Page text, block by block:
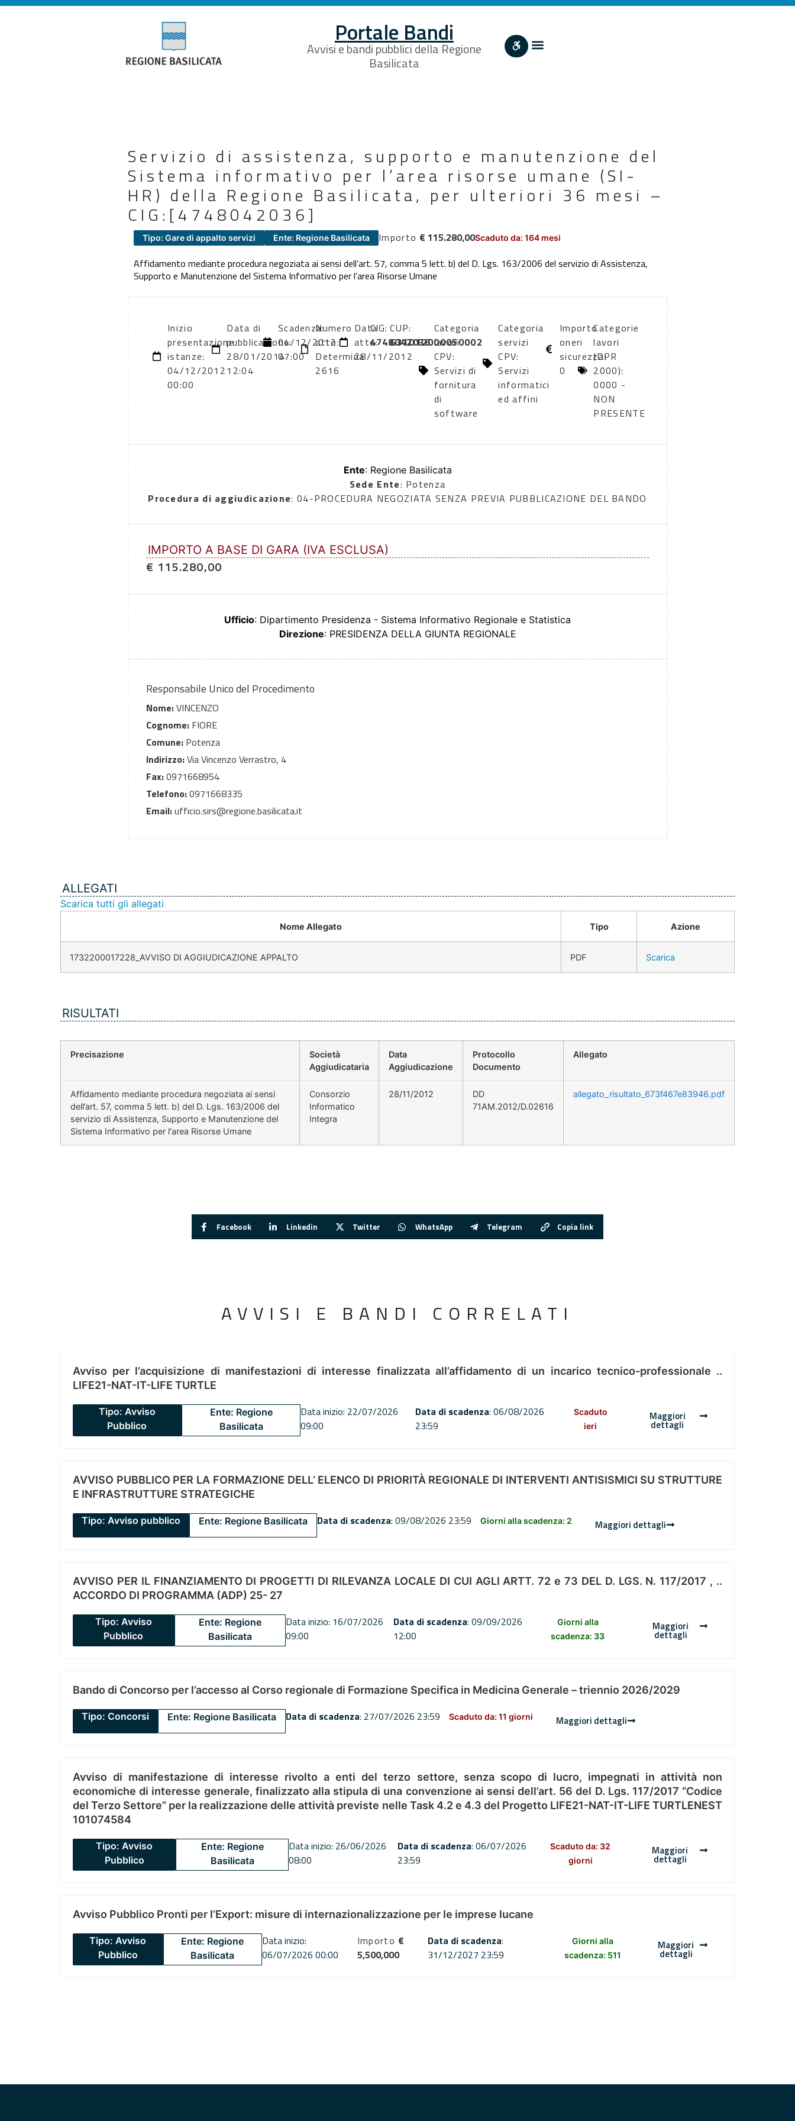
Portale Bandi
Avvisi e bandi pubblici della Regione
Basilicata
Servizio di assistenza, supporto e manutenzione del
Sistema informativo per l’area risorse umane (SI-
HR) della Regione Basilicata, per ulteriori 36 mesi –
CIG:[4748042036]
Tipo: Gare di appalto servizi Ente: Regione Basilicata Importo € 115.280,00Scaduto da: 164 mesi
Affidamento mediante procedura negoziata ai sensi dell’art. 57, comma 5 lett. b) del D. Lgs. 163/2006 del servizio di Assistenza,
Supporto e Manutenzione del Sistema Informativo per l’area Risorse Umane
Inizio
presentazione
istanze:
04/12/2012
00:00
Data di
pubblicazione:
28/01/2014
12:04
Scadenza:
04/12/2012
07:00
Numero
atto:
Determina
2616
Data
atto:
28/11/2012
CIG:
4748042036
CUP:
G31D12000050002
Categoria
lavori
CPV:
Servizi di
fornitura
di
software
Categoria
servizi
CPV:
Servizi
informatici
ed affini
Importo
oneri
sicurezza:
0
Categorie
lavori
(DPR
2000):
0000 -
NON
PRESENTE
Ente: Regione Basilicata
Sede Ente: Potenza
Procedura di aggiudicazione: 04-PROCEDURA NEGOZIATA SENZA PREVIA PUBBLICAZIONE DEL BANDO
IMPORTO A BASE DI GARA (IVA ESCLUSA)
€ 115.280,00
Ufficio: Dipartimento Presidenza - Sistema Informativo Regionale e Statistica
Direzione: PRESIDENZA DELLA GIUNTA REGIONALE
Responsabile Unico del Procedimento
Nome:VINCENZO
Cognome: FIORE
Comune: Potenza
Indirizzo:Via Vincenzo Verrastro, 4
Fax:0971668954
Telefono:0971668335
Email:ufficio.sirs@regione.basilicata.it
ALLEGATI
Scarica tutti gli allegati
Nome Allegato Tipo Azione
1732200017228_AVVISO DI AGGIUDICAZIONE APPALTO PDF Scarica
RISULTATI
Precisazione
Società
Aggiudicataria
Data
Aggiudicazione
Protocollo
Documento
Allegato
Affidamento mediante procedura negoziata ai sensi
dell’art. 57, comma 5 lett. b) del D. Lgs. 163/2006 del
servizio di Assistenza, Supporto e Manutenzione del
Sistema Informativo per l'area Risorse Umane
Consorzio
Informatico
Integra
28/11/2012
DD
71AM.2012/D.02616
allegato_risultato_673f467e83946.pdf
Facebook Linkedin Twitter WhatsApp Telegram Copia link
AVVISI E BANDI CORRELATI
Avviso per l’acquisizione di manifestazioni di interesse finalizzata all’affidamento di un incarico tecnico-professionale ..
LIFE21-NAT-IT-LIFE TURTLE
Tipo: Avviso
Pubblico
Ente: Regione
Basilicata
Data inizio: 22/07/2026
09:00
Data di scadenza: 06/08/2026
23:59
Scaduto
ieri
Maggiori
dettagli
AVVISO PUBBLICO PER LA FORMAZIONE DELL’ ELENCO DI PRIORITÀ REGIONALE DI INTERVENTI ANTISISMICI SU STRUTTURE
E INFRASTRUTTURE STRATEGICHE
Tipo: Avviso pubblico Ente: Regione Basilicata Data di scadenza: 09/08/2026 23:59 Giorni alla scadenza: 2 Maggiori dettagli
AVVISO PER IL FINANZIAMENTO DI PROGETTI DI RILEVANZA LOCALE DI CUI AGLI ARTT. 72 e 73 DEL D. LGS. N. 117/2017 , ..
ACCORDO DI PROGRAMMA (ADP) 25- 27
Tipo: Avviso
Pubblico
Ente: Regione
Basilicata
Data inizio: 16/07/2026
09:00
Data di scadenza: 09/09/2026
12:00
Giorni alla
scadenza: 33
Maggiori
dettagli
Bando di Concorso per l’accesso al Corso regionale di Formazione Specifica in Medicina Generale – triennio 2026/2029
Tipo: Concorsi Ente: Regione Basilicata Data di scadenza: 27/07/2026 23:59 Scaduto da: 11 giorni Maggiori dettagli
Avviso di manifestazione di interesse rivolto a enti del terzo settore, senza scopo di lucro, impegnati in attività non
economiche di interesse generale, finalizzato alla stipula di una convenzione ai sensi dell’art. 56 del D. Lgs. 117/2017 “Codice
del Terzo Settore” per la realizzazione delle attività previste nelle Task 4.2 e 4.3 del Progetto LIFE21-NAT-IT-LIFE TURTLENEST
101074584
Tipo: Avviso
Pubblico
Ente: Regione
Basilicata
Data inizio: 26/06/2026
08:00
Data di scadenza: 06/07/2026
23:59
Scaduto da: 32
giorni
Maggiori
dettagli
Avviso Pubblico Pronti per l’Export: misure di internazionalizzazione per le imprese lucane
Tipo: Avviso
Pubblico
Ente: Regione
Basilicata
Data inizio:
06/07/2026 00:00
Importo €
5,500,000
Data di scadenza:
31/12/2027 23:59
Giorni alla
scadenza: 511
Maggiori
dettagli